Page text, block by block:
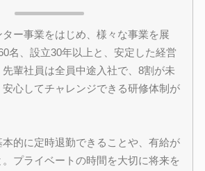
ー事業をはじめ、様々な事業を展
名、設立30年以上と、安定した経営
輩社員は全員中途入社で、8割が未
心してチャレンジできる研修体制が
的に定時退勤できることや、有給が
プライベートの時間を大切に将来を